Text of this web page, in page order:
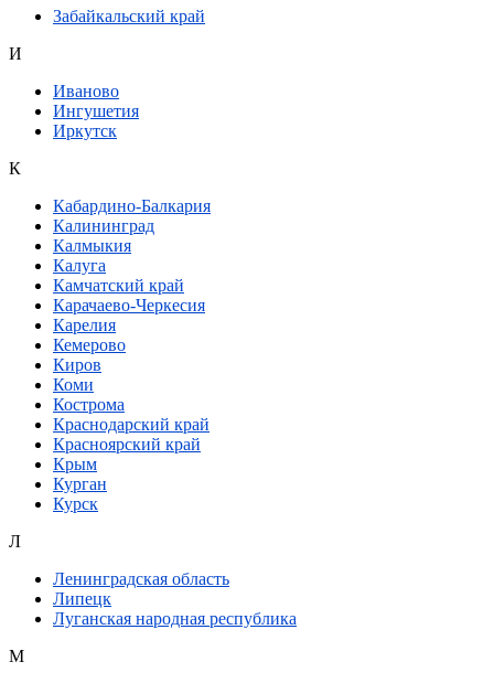
Забайкальский край
И
Иваново
Ингушетия
Иркутск
К
Кабардино-Балкария
Калининград
Калмыкия
Калуга
Камчатский край
Карачаево-Черкесия
Карелия
Кемерово
Киров
Коми
Кострома
Краснодарский край
Красноярский край
Крым
Курган
Курск
Л
Ленинградская область
Липецк
Луганская народная республика
М